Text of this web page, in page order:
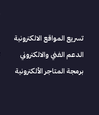
تسريع المواقع الالكترونية
الدعم الفني والالكتروني
برمجة المتاجر الألكترونية